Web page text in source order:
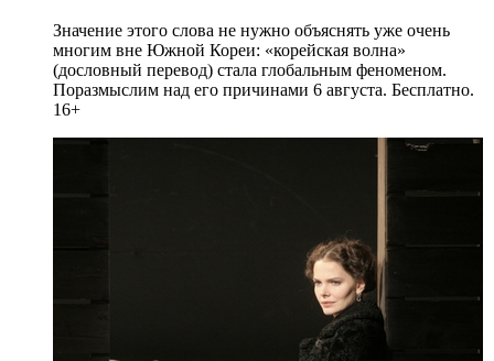
Значение этого слова не нужно объяснять уже очень
многим вне Южной Кореи: «корейская волна»
(дословный перевод) стала глобальным феноменом.
Поразмыслим над его причинами 6 августа. Бесплатно.
16+